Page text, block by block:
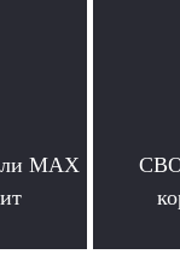
ли MAX
СВО